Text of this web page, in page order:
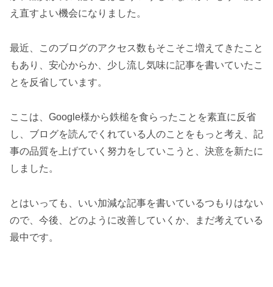
え直すよい機会になりました。
最近、このブログのアクセス数もそこそこ増えてきたこと
もあり、安心からか、少し流し気味に記事を書いていたこ
とを反省しています。
ここは、Google様から鉄槌を食らったことを素直に反省
し、ブログを読んでくれている人のことをもっと考え、記
事の品質を上げていく努力をしていこうと、決意を新たに
しました。
とはいっても、いい加減な記事を書いているつもりはない
ので、今後、どのように改善していくか、まだ考えている
最中です。